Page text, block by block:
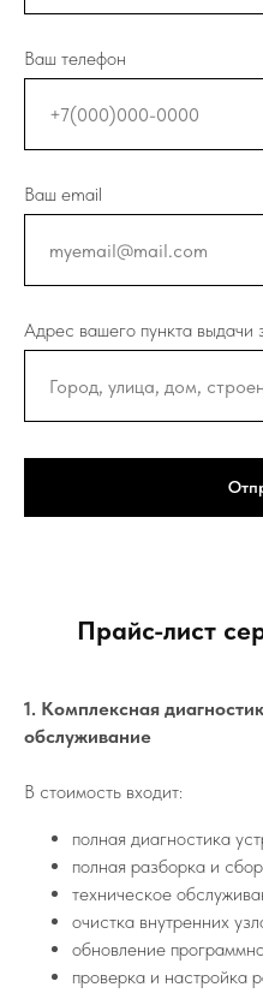
Ваш телефон
Ваш email
Адрес вашего пункта
Прайс-лист
1. Комплексная
обслуживание
В стоимость входит:
полная диагностика
полная разборка и
техническое
очистка внутренних
обновление
проверка и настройка